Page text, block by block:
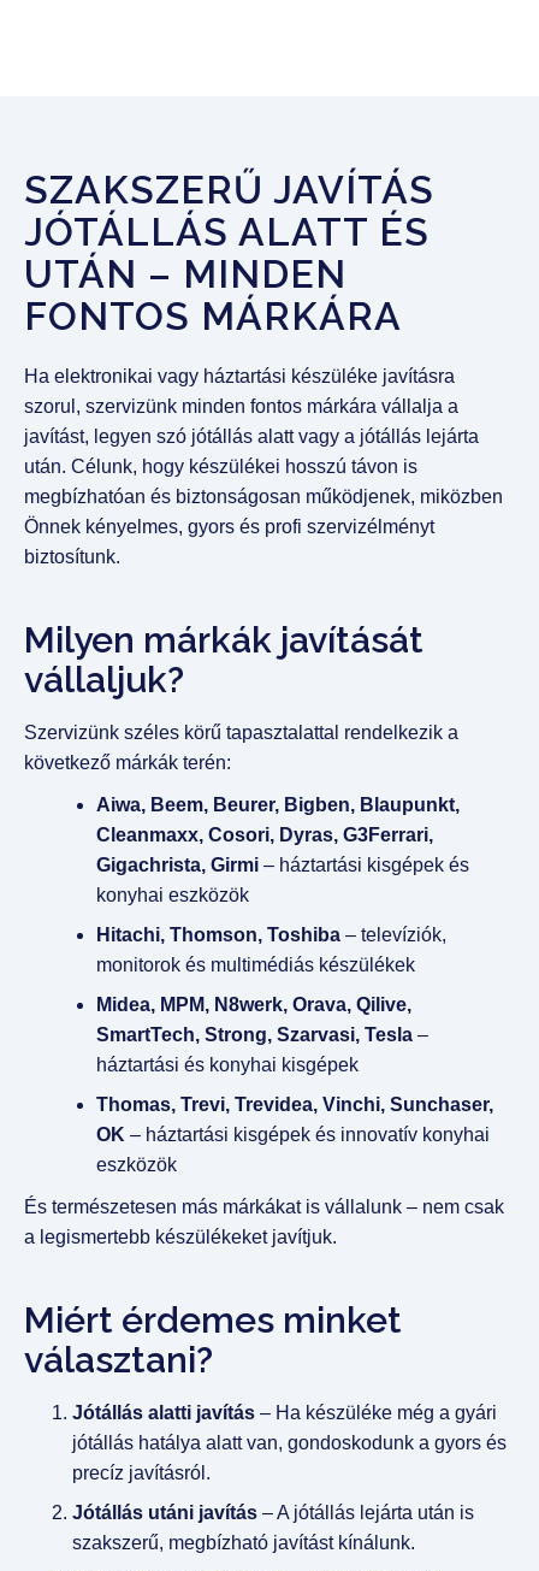
SZAKSZERŰ JAVÍTÁS
JÓTÁLLÁS ALATT ÉS
UTÁN – MINDEN
FONTOS MÁRKÁRA
Ha elektronikai vagy háztartási készüléke javításra
szorul, szervizünk minden fontos márkára vállalja a
javítást, legyen szó jótállás alatt vagy a jótállás lejárta
után. Célunk, hogy készülékei hosszú távon is
megbízhatóan és biztonságosan működjenek, miközben
Önnek kényelmes, gyors és profi szervizélményt
biztosítunk.
Milyen márkák javítását
vállaljuk?
Szervizünk széles körű tapasztalattal rendelkezik a
következő márkák terén:
Aiwa, Beem, Beurer, Bigben, Blaupunkt,
Cleanmaxx, Cosori, Dyras, G3Ferrari,
Gigachrista, Girmi – háztartási kisgépek és
konyhai eszközök
Hitachi, Thomson, Toshiba – televíziók,
monitorok és multimédiás készülékek
Midea, MPM, N8werk, Orava, Qilive,
SmartTech, Strong, Szarvasi, Tesla –
háztartási és konyhai kisgépek
Thomas, Trevi, Trevidea, Vinchi, Sunchaser,
OK – háztartási kisgépek és innovatív konyhai
eszközök
És természetesen más márkákat is vállalunk – nem csak
a legismertebb készülékeket javítjuk.
Miért érdemes minket
választani?
Jótállás alatti javítás – Ha készüléke még a gyári
jótállás hatálya alatt van, gondoskodunk a gyors és
precíz javításról.
Jótállás utáni javítás – A jótállás lejárta után is
szakszerű, megbízható javítást kínálunk.